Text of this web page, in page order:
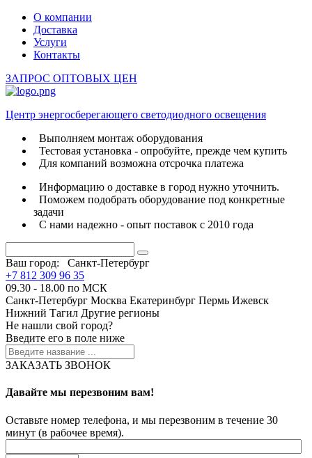
О компании
Доставка
Услуги
Контакты
ЗАПРОС ОПТОВЫХ ЦЕН
Центр энергосберегающего светодиодного освещения
Выполняем монтаж оборудования
Тестовая установка - опробуйте, прежде чем купить
Для компаний возможна отсрочка платежа
Информацию о доставке в город нужно уточнить.
Поможем подобрать оборудование под конкретные
задачи
С нами надежно - опыт поставок с 2010 года
Ваш город:
Санкт-Петербург
+7 812 309 96 35
09.30 - 18.00 по МСК
Санкт-Петербург Москва Екатеринбург Пермь Ижевск
Нижний Тагил Другие регионы
Не нашли свой город?
Введите его в поле ниже
ЗАКАЗАТЬ ЗВОНОК
Давайте мы перезвоним вам!
Оставьте номер телефона, и мы перезвоним в течение 30
минут (в рабочее время).